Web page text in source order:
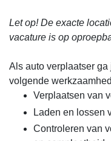
Let op! De exacte
vacature is op
Als auto verplaatser
volgende
Verplaatsen van
Laden en lossen
Controleren van